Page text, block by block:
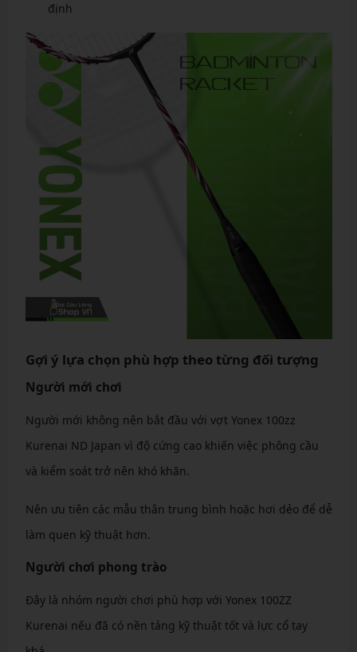
định
Gợi ý lựa chọn phù hợp theo từng đối tượng
Người mới chơi
Người mới không nên bắt đầu với vợt Yonex 100zz
Kurenai ND Japan vì độ cứng cao khiến việc phông cầu
và kiểm soát trở nên khó khăn.
Nên ưu tiên các mẫu thân trung bình hoặc hơi dẻo để dễ
làm quen kỹ thuật hơn.
Người chơi phong trào
Đây là nhóm người chơi phù hợp với Yonex 100ZZ
Kurenai nếu đã có nền tảng kỹ thuật tốt và lực cổ tay